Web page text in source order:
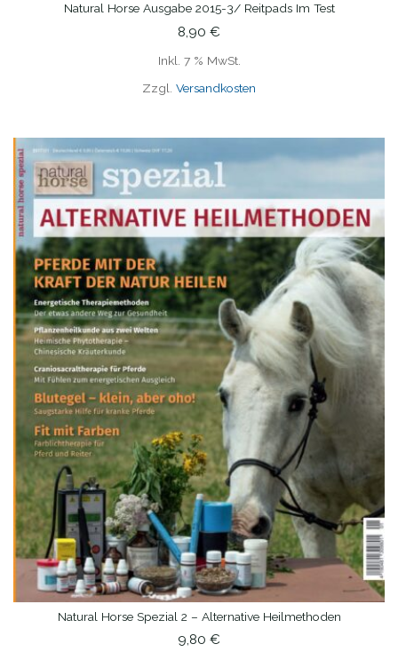
IN DEN WARENKORB
Natural Horse Ausgabe 2015-3/ Reitpads Im Test
8,90 €
Inkl. 7 % MwSt.
Zzgl. Versandkosten
IN DEN WARENKORB
Natural Horse Spezial 2 – Alternative Heilmethoden
9,80 €